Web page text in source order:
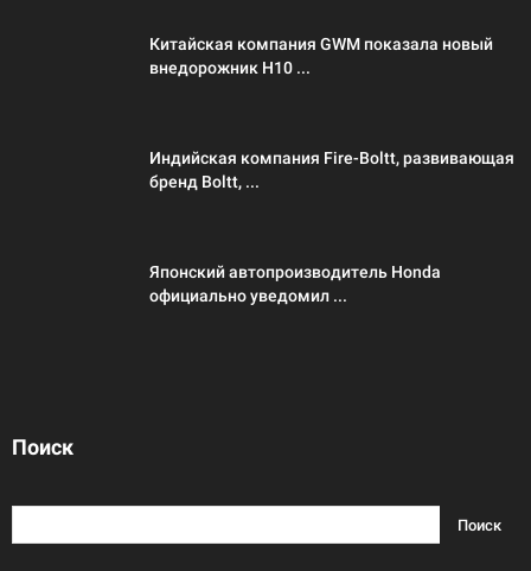
Китайская компания GWM показала новый
внедорожник H10 ...
Индийская компания Fire-Boltt, развивающая
бренд Boltt, ...
Японский автопроизводитель Honda
официально уведомил ...
Поиск